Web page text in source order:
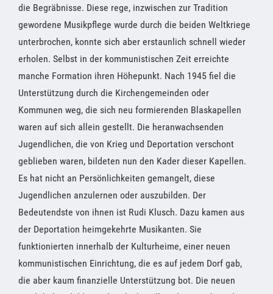
die Begräbnisse. Diese rege, inzwischen zur Tradition
gewordene Musikpflege wurde durch die beiden Weltkriege
unterbrochen, konnte sich aber erstaunlich schnell wieder
erholen. Selbst in der kommunistischen Zeit erreichte
manche Formation ihren Höhepunkt. Nach 1945 fiel die
Unterstützung durch die Kirchengemeinden oder
Kommunen weg, die sich neu formierenden Blaskapellen
waren auf sich allein gestellt. Die heranwachsenden
Jugendlichen, die von Krieg und Deportation verschont
geblieben waren, bildeten nun den Kader dieser Kapellen.
Es hat nicht an Persönlichkeiten gemangelt, diese
Jugendlichen anzulernen oder auszubilden. Der
Bedeutendste von ihnen ist Rudi Klusch. Dazu kamen aus
der Deportation heimgekehrte Musikanten. Sie
funktionierten innerhalb der Kulturheime, einer neuen
kommunistischen Einrichtung, die es auf jedem Dorf gab,
die aber kaum finanzielle Unterstützung bot. Die neuen